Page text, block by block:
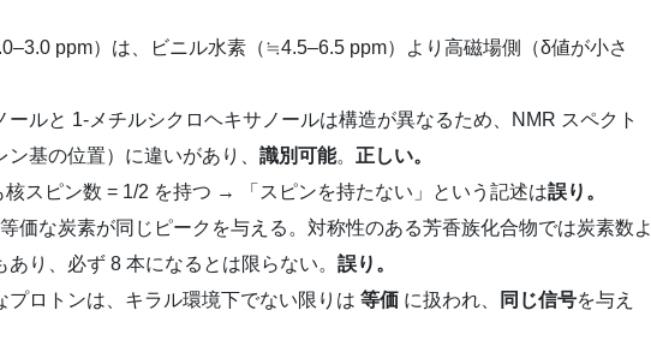
ppm）は、ビニル水素（≒4.5–6.5 ppm）より高磁場側（δ値が小さ
ルと 1-メチルシクロヘキサノールは構造が異なるため、NMR スペクト
基の位置）に違いがあり、 識別可能。 正しい。
核スピン数 = 1/2 を持つ → 「スピンを持たない」という記述は誤り。
価な炭素が同じピークを与える。対称性のある芳香族化合物では炭素数よ
り、必ず 8 本になるとは限らない。 誤り。
ロトンは、キラル環境下でない限りは 等価 に扱われ、 同じ信号を与え